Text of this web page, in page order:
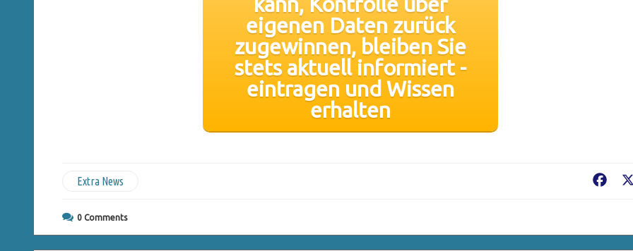
eigenen Daten zurück
zugewinnen, bleiben Sie
stets aktuell informiert -
eintragen und Wissen
erhalten
Extra News
0 Comments